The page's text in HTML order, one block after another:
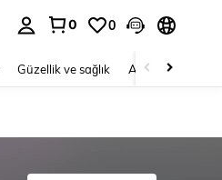
0 0
Güzellik ve sağlık Ayakkabı